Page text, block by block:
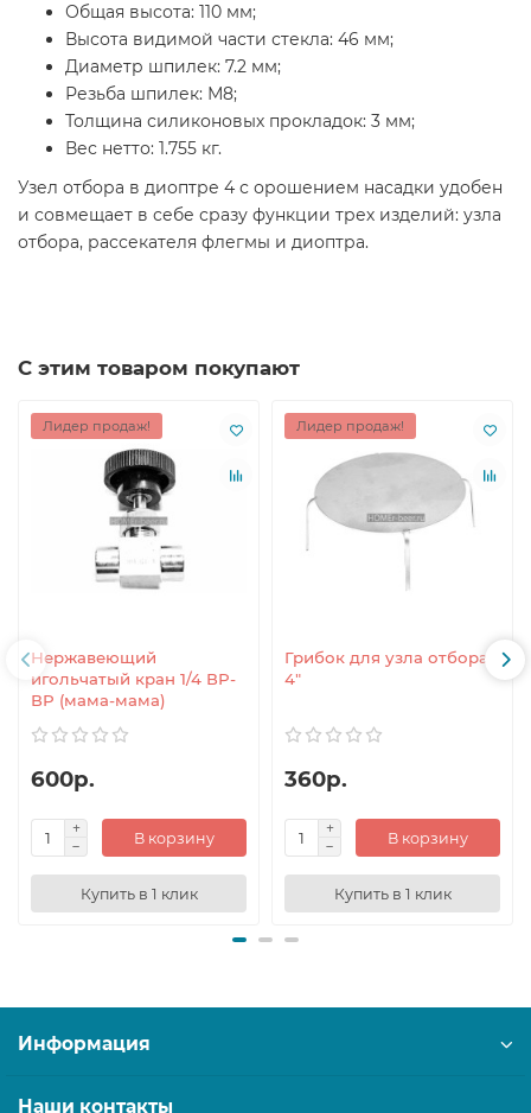
Общая высота: 110 мм;
Высота видимой части стекла: 46 мм;
Диаметр шпилек: 7.2 мм;
Резьба шпилек: М8;
Толщина силиконовых прокладок: 3 мм;
Вес нетто: 1.755 кг.
Узел отбора в диоптре 4 с орошением насадки удобен
и совмещает в себе сразу функции трех изделий: узла
отбора, рассекателя флегмы и диоптра.
С этим товаром покупают
Лидер продаж!
Нержавеющий
игольчатый кран 1/4 ВР-
ВР (мама-мама)
600р.
В корзину
Купить в 1 клик
Лидер продаж!
Грибок для узла отбора
4"
360р.
В корзину
Купить в 1 клик
Информация
Наши контакты